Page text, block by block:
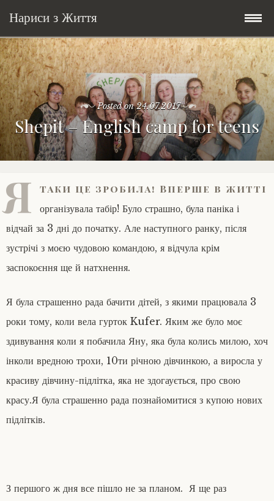
Нариси з Життя
Skip
to
content
Мандри
У країні соло
Велосипедні історії у країні
Історії з Бразилії
Соло автостоп
Мандри
Соціальне
Бути жінкою
Екологія
Освіта і виховання
Війна
Всякого по трохи
Зламана рука
Поезія
Мої творіння
Книги
Posts in English
poetry
My Speeches/Мої промови
Home/Додомцю
Posted on24.07.2017
Shepit – English camp for teens
Я таки це зробила! Вперше в житті
організувала табір! Було страшно, була паніка і
відчай за 3 дні до початку. Але наступного ранку, після
зустрічі з моєю чудовою командою, я відчула крім
заспокоєння ще й натхнення.
Я була страшенно рада бачити дітей, з якими працювала 3
роки тому, коли вела гурток Kufer. Яким же було моє
здивування коли я побачила Яну, яка була колись милою, хоч
інколи вредною трохи, 10ти річною дівчинкою, а виросла у
красиву дівчину-підлітка, яка не здогаується, про свою
красу.Я була страшенно рада познайомитися з купою нових
підлітків.
З першого ж дня все пішло не за планом. Я ще раз